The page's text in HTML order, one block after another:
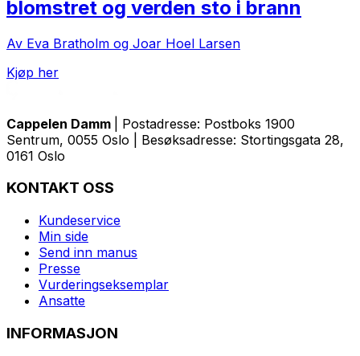
blomstret og verden sto i brann
Av Eva Bratholm og Joar Hoel Larsen
Kjøp her
Cappelen Damm
| Postadresse: Postboks 1900
Sentrum, 0055 Oslo | Besøksadresse: Stortingsgata 28,
0161 Oslo
KONTAKT OSS
Kundeservice
Min side
Send inn manus
Presse
Vurderingseksemplar
Ansatte
INFORMASJON